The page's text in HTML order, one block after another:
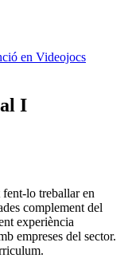
en Videojocs
I
lo treballar en
complement del
experiència
empreses del sector.